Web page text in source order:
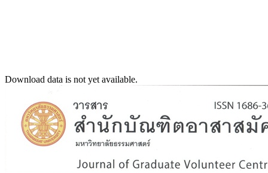
Download data is not yet available.